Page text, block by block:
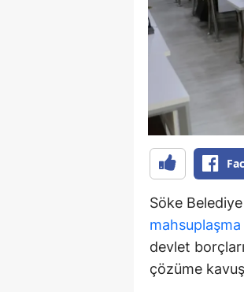
Söke
mahsuplaşma
devlet
çözüme